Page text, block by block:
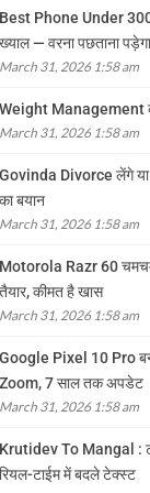
Best Phone Under
ख्याल — वरना पछताना पड़ेगा
March 31, 2026 1:58 am
Weight Management
March 31, 2026 1:58 am
Govinda Divorce लेंगे या
का बयान
March 31, 2026 1:58 am
Motorola Razr 60
तैयार, कीमत है खास
March 31, 2026 1:58 am
Google Pixel 10 Pro
Zoom, 7 साल तक अपडेट
March 31, 2026 1:58 am
Krutidev To Mangal :
रियल-टाईम में बदले टेक्स्ट